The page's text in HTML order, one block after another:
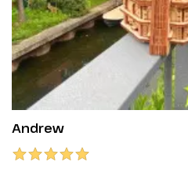
Andrew